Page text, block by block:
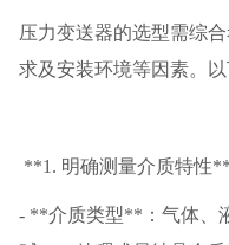
压力变送器的选型需综
求及安装环境等因素。
**1. 明确测量介质特性**
- **介质类型**：气体、